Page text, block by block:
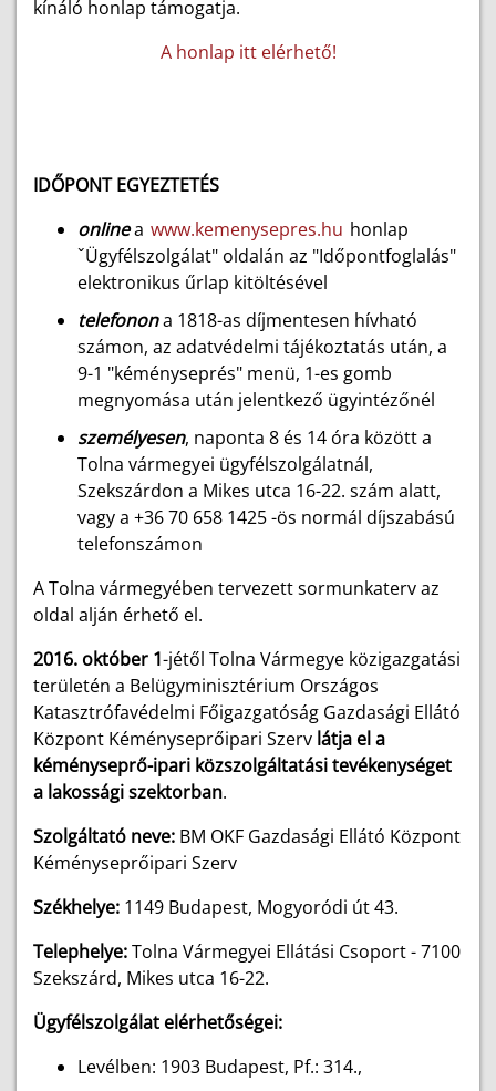
kínáló honlap támogatja.
A honlap itt elérhető!
IDŐPONT EGYEZTETÉS
onlinea www.kemenysepres.hu honlap
ˇÜgyfélszolgálat" oldalán az "Időpontfoglalás"
elektronikus űrlap kitöltésével
telefonona 1818-as díjmentesen hívható
számon, az adatvédelmi tájékoztatás után, a
9-1 "kéményseprés" menü, 1-es gomb
megnyomása után jelentkező ügyintézőnél
személyesen, naponta 8 és 14 óra között a
Tolna vármegyei ügyfélszolgálatnál,
Szekszárdon a Mikes utca 16-22. szám alatt,
vagy a +36 70 658 1425 -ös normál díjszabású
telefonszámon
A Tolna vármegyében tervezett sormunkaterv az
oldal alján érhető el.
2016. október 1-jétől Tolna Vármegye közigazgatási
területén a Belügyminisztérium Országos
Katasztrófavédelmi Főigazgatóság Gazdasági Ellátó
Központ Kéményseprőipari Szerv látja el a
kéményseprő-ipari közszolgáltatási tevékenységet
a lakossági szektorban.
Szolgáltató neve: BM OKF Gazdasági Ellátó Központ
Kéményseprőipari Szerv
Székhelye: 1149 Budapest, Mogyoródi út 43.
Telephelye:Tolna Vármegyei Ellátási Csoport - 7100
Szekszárd, Mikes utca 16-22.
Ügyfélszolgálat elérhetőségei:
Levélben: 1903 Budapest, Pf.: 314.,